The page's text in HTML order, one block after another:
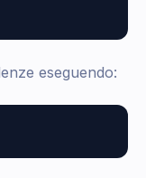
eseguendo: